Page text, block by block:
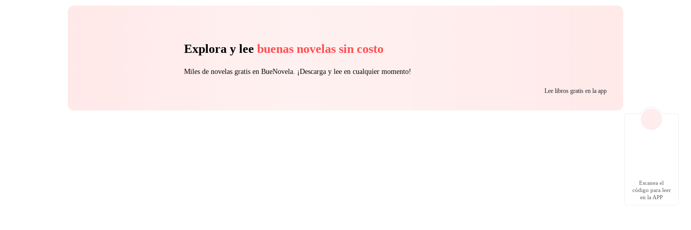
Explora y lee buenas novelas sin costo
Miles de novelas gratis en BueNovela. ¡Descarga y lee en cualquier momento!
Lee libros gratis en la app
Escanea el
código para leer
en la APP